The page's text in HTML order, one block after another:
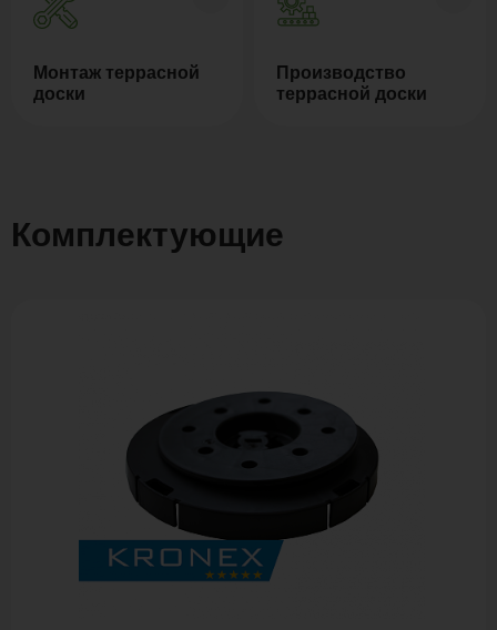
Монтаж террасной
доски
Производство
террасной доски
Комплектующие